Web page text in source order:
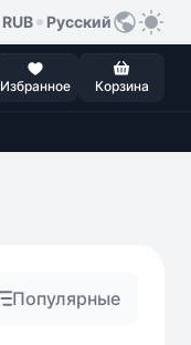
RUB Русский
Избранное Корзина
Популярные